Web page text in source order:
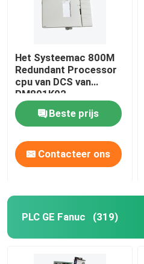
Het Systeemac 800M
Redundant Processor
cpu van DCS van
PM891K02
3BSE053242R1 ABB
ModuleBeste prijs
Contacteer ons
PLC GE Fanuc (319)